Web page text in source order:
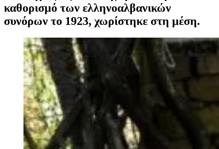
καθορισμό των ελληνοαλβανικών
συνόρων το 1923, χωρίστηκε στη μέση.